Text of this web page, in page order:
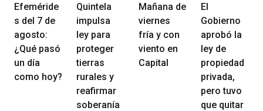
Efeméride
s del 7 de
agosto:
¿Qué pasó
un día
como hoy?
Quintela
impulsa
ley para
proteger
tierras
rurales y
reafirmar
soberanía
Mañana de
viernes
fría y con
viento en
Capital
El
Gobierno
aprobó la
ley de
propiedad
privada,
pero tuvo
que quitar